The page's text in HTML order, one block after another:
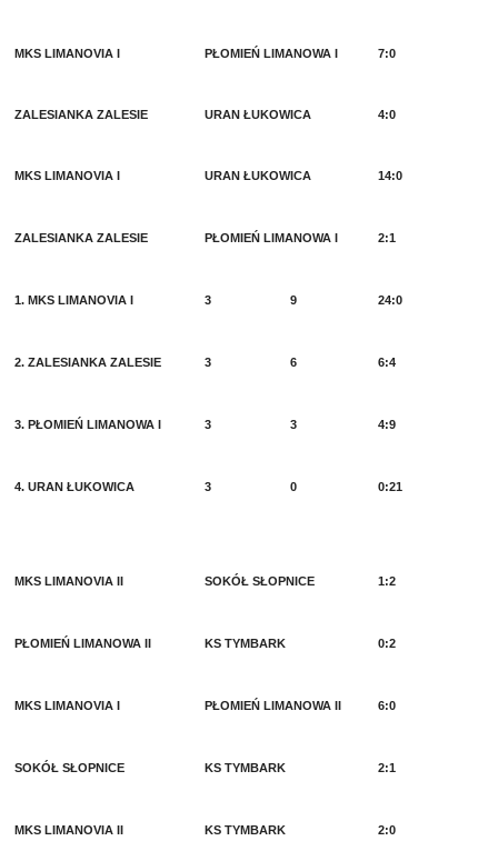
MKS LIMANOVIA I PŁOMIEŃ LIMANOWA I 7:0
ZALESIANKA ZALESIE URAN ŁUKOWICA 4:0
MKS LIMANOVIA I URAN ŁUKOWICA 14:0
ZALESIANKA ZALESIE PŁOMIEŃ LIMANOWA I 2:1
1. MKS LIMANOVIA I 3 9 24:0
2. ZALESIANKA ZALESIE 3 6 6:4
3. PŁOMIEŃ LIMANOWA I 3 3 4:9
4. URAN ŁUKOWICA 3 0 0:21
MKS LIMANOVIA II SOKÓŁ SŁOPNICE 1:2
PŁOMIEŃ LIMANOWA II KS TYMBARK 0:2
MKS LIMANOVIA I PŁOMIEŃ LIMANOWA II 6:0
SOKÓŁ SŁOPNICE KS TYMBARK 2:1
MKS LIMANOVIA II KS TYMBARK 2:0